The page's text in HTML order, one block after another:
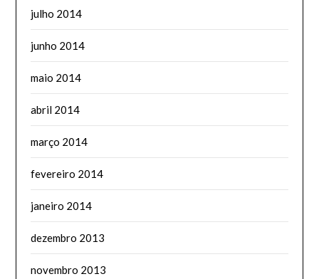
julho 2014
junho 2014
maio 2014
abril 2014
março 2014
fevereiro 2014
janeiro 2014
dezembro 2013
novembro 2013